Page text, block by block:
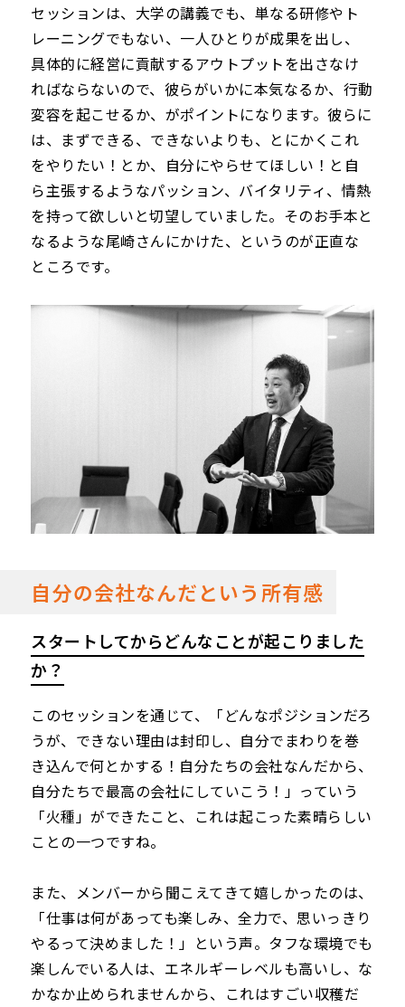
セッションは、大学の講義でも、単なる研修やト
レーニングでもない、一人ひとりが成果を出し、
具体的に経営に貢献するアウトプットを出さなけ
ればならないので、彼らがいかに本気なるか、行動
変容を起こせるか、がポイントになります。彼らに
は、まずできる、できないよりも、とにかくこれ
をやりたい！とか、自分にやらせてほしい！と自
ら主張するようなパッション、バイタリティ、情熱
を持って欲しいと切望していました。そのお手本と
なるような尾崎さんにかけた、というのが正直な
ところです。
自分の会社なんだという所有感
スタートしてからどんなことが起こりました
か？
このセッションを通じて、「どんなポジションだろ
うが、できない理由は封印し、自分でまわりを巻
き込んで何とかする！自分たちの会社なんだから、
自分たちで最高の会社にしていこう！」っていう
「火種」ができたこと、これは起こった素晴らしい
ことの一つですね。
また、メンバーから聞こえてきて嬉しかったのは、
「仕事は何があっても楽しみ、全力で、思いっきり
やるって決めました！」という声。タフな環境でも
楽しんでいる人は、エネルギーレベルも高いし、な
かなか止められませんから、これはすごい収穫だ